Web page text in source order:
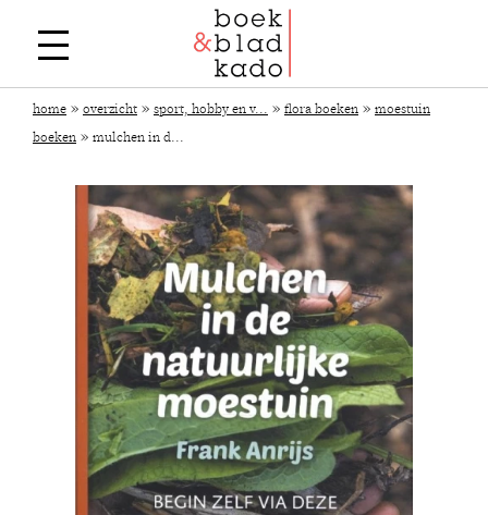
home » overzicht » sport, hobby en v... » flora boeken » moestuin
boeken » mulchen in d...